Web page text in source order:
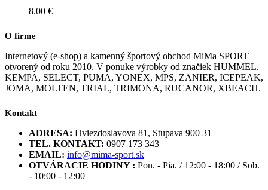
8.00 €
O firme
Internetový (e-shop) a kamenný športový obchod MiMa SPORT
otvorený od roku 2010. V ponuke výrobky od značiek HUMMEL,
KEMPA, SELECT, PUMA, YONEX, MPS, ZANIER, ICEPEAK,
JOMA, MOLTEN, TRIAL, TRIMONA, RUCANOR, XBEACH.
Kontakt
ADRESA: Hviezdoslavova 81, Stupava 900 31
TEL. KONTAKT: 0907 173 343
EMAIL: info@mima-sport.sk
OTVÁRACIE HODINY : Pon. - Pia. / 12:00 - 18:00 / Sob.
- 10:00 - 12:00